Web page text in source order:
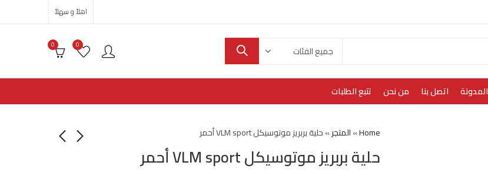
اهلاً و سهلاً
0
0
المدونة اتصل بنا من نحن تتبع الطلبات
Home
»المتجر»حلية بربريز موتوسيكل VLM sport أحمر
حلية بربريز موتوسيكل VLM sport أحمر